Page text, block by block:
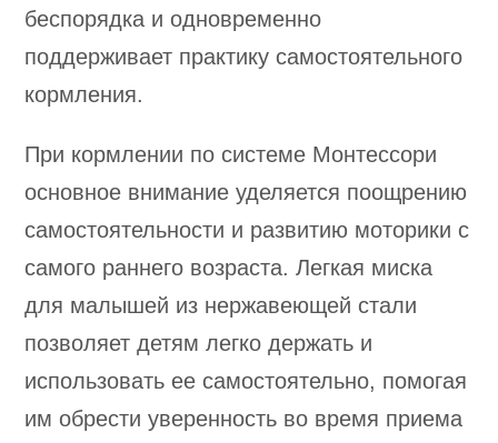
беспорядка и одновременно
поддерживает практику самостоятельного
кормления.
При кормлении по системе Монтессори
основное внимание уделяется поощрению
самостоятельности и развитию моторики с
самого раннего возраста. Легкая миска
для малышей из нержавеющей стали
позволяет детям легко держать и
использовать ее самостоятельно, помогая
им обрести уверенность во время приема